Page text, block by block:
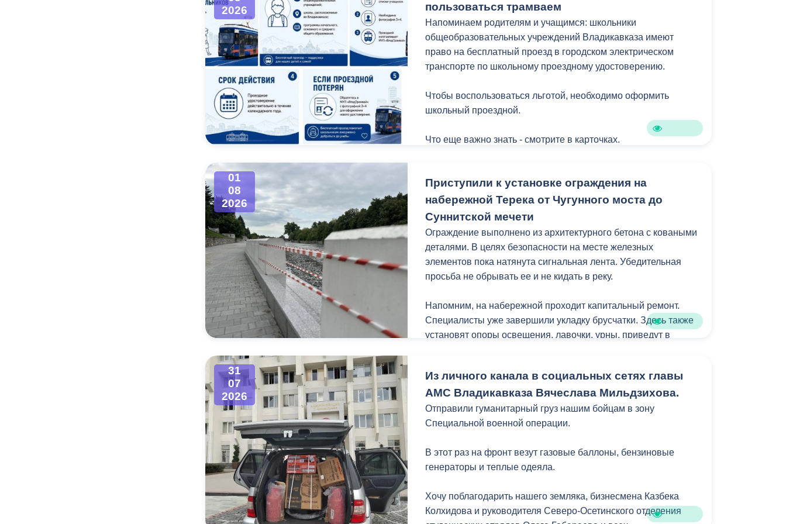
2026
пользоваться трамваем
Напоминаем родителям и учащимся: школьники
общеобразовательных учреждений Владикавказа имеют
право на бесплатный проезд в городском электрическом
транспорте по школьному проездному удостоверению.
Чтобы воспользоваться льготой, необходимо оформить
школьный проездной.
Что еще важно знать - смотрите в карточках.
01
08
2026
Приступили к установке ограждения на
набережной Терека от Чугунного моста до
Суннитской мечети
Ограждение выполнено из архитектурного бетона с коваными
деталями. В целях безопасности на месте железных
элементов пока натянута сигнальная лента. Убедительная
просьба не обрывать ее и не кидать в реку.
Напомним, на набережной проходит капитальный ремонт.
Специалисты уже завершили укладку брусчатки. Здесь также
установят опоры освещения, лавочки, урны, приведут в
набережной Терека как главной прогулочной зоны
Владикавказа.
31
07
2026
Из личного канала в социальных сетях главы
АМС Владикавказа Вячеслава Мильдзихова.
Отправили гуманитарный груз нашим бойцам в зону
Специальной военной операции.
В этот раз на фронт везут газовые баллоны, бензиновые
генераторы и теплые одеяла.
Хочу поблагодарить нашего земляка, бизнесмена Казбека
Колхидова и руководителя Северо-Осетинского отделения